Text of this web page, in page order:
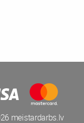
meistardarbs.lv